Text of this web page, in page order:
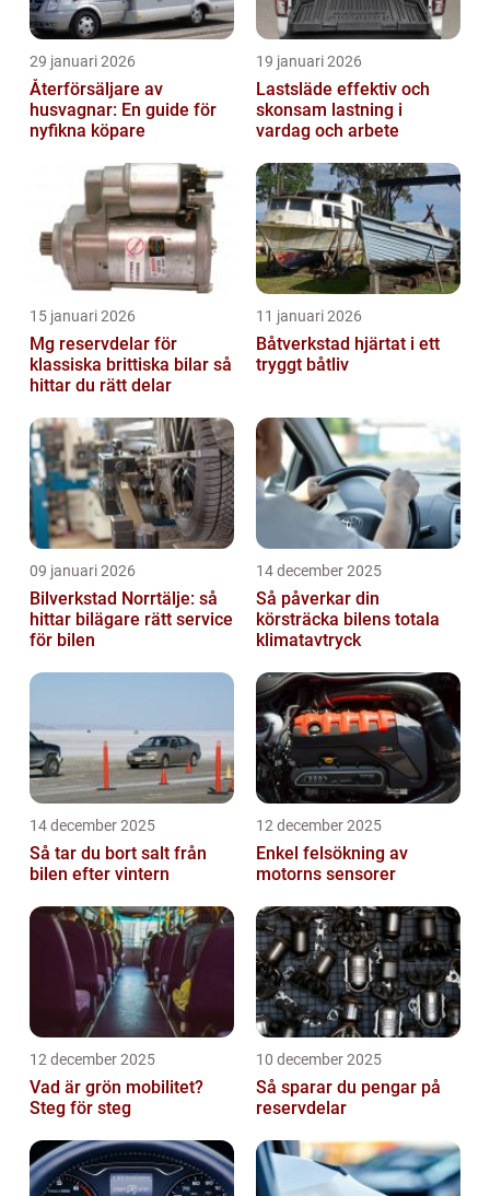
29 januari 2026
Återförsäljare av
husvagnar: En guide för
nyfikna köpare
19 januari 2026
Lastsläde effektiv och
skonsam lastning i
vardag och arbete
15 januari 2026
Mg reservdelar för
klassiska brittiska bilar så
hittar du rätt delar
11 januari 2026
Båtverkstad hjärtat i ett
tryggt båtliv
09 januari 2026
Bilverkstad Norrtälje: så
hittar bilägare rätt service
för bilen
14 december 2025
Så påverkar din
körsträcka bilens totala
klimatavtryck
14 december 2025
Så tar du bort salt från
bilen efter vintern
12 december 2025
Enkel felsökning av
motorns sensorer
12 december 2025
Vad är grön mobilitet?
Steg för steg
10 december 2025
Så sparar du pengar på
reservdelar